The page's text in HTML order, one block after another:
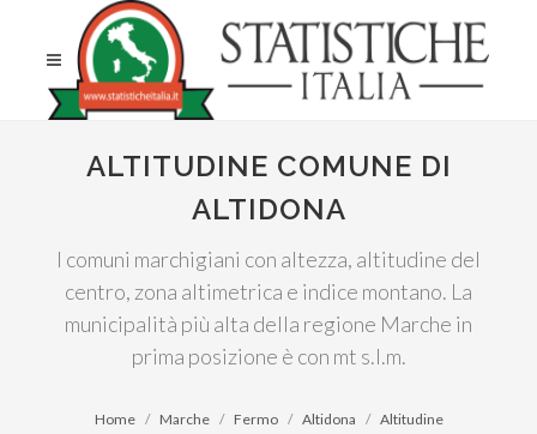
ALTITUDINE COMUNE DI
ALTIDONA
I comuni marchigiani con altezza, altitudine del
centro, zona altimetrica e indice montano. La
municipalità più alta della regione Marche in
prima posizione è con mt s.l.m.
Home Marche Fermo Altidona Altitudine